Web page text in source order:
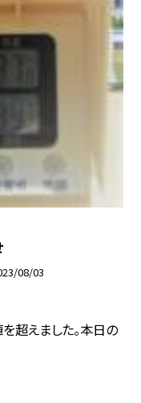
08/03
超えました。本日の